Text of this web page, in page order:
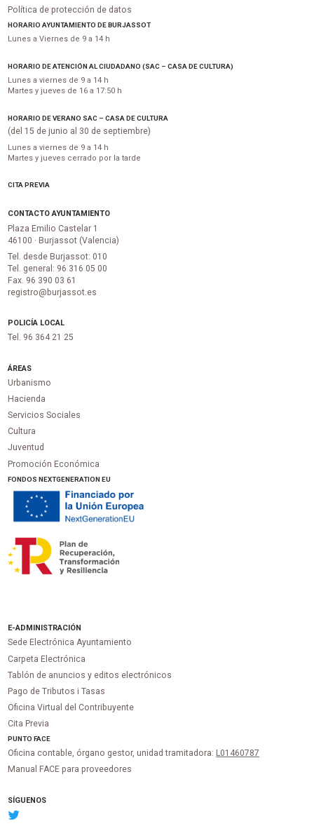
Política de protección de datos
HORARIO AYUNTAMIENTO DE BURJASSOT
Lunes a Viernes de 9 a 14 h
HORARIO DE ATENCIÓN AL CIUDADANO (SAC – CASA DE CULTURA)
Lunes a viernes de 9 a 14 h
Martes y jueves de 16 a 17:50 h
HORARIO DE VERANO SAC – CASA DE CULTURA
(del 15 de junio al 30 de septiembre)
Lunes a viernes de 9 a 14 h
Martes y jueves cerrado por la tarde
CITA PREVIA
CONTACTO AYUNTAMIENTO
Plaza Emilio Castelar 1
46100 · Burjassot (Valencia)
Tel. desde Burjassot: 010
Tel. general: 96 316 05 00
Fax. 96 390 03 61
registro@burjassot.es
POLICÍA LOCAL
Tel. 96 364 21 25
ÁREAS
Urbanismo
Hacienda
Servicios Sociales
Cultura
Juventud
Promoción Económica
FONDOS NEXTGENERATION EU
E-ADMINISTRACIÓN
Sede Electrónica Ayuntamiento
Carpeta Electrónica
Tablón de anuncios y editos electrónicos
Pago de Tributos i Tasas
Oficina Virtual del Contribuyente
Cita Previa
PUNTOFACE
Oficina contable, órgano gestor, unidad tramitadora: L01460787
Manual FACE para proveedores
SÍGUENOS